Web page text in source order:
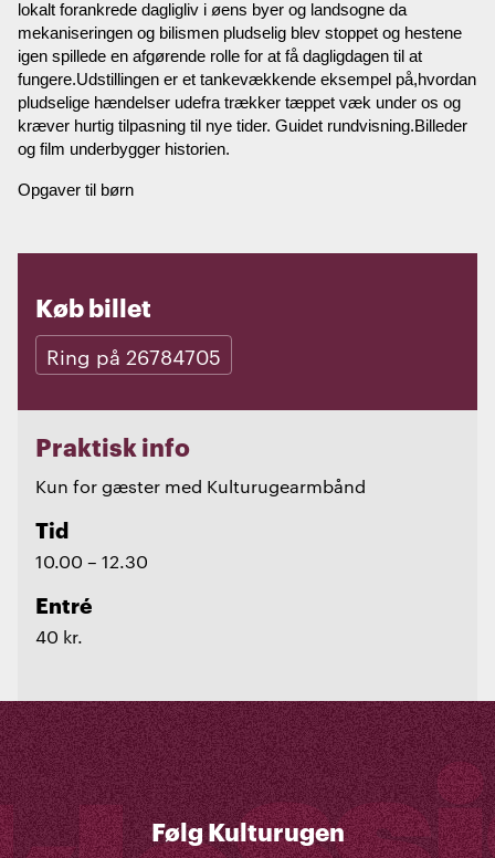
lokalt forankrede dagligliv i øens byer og landsogne da
mekaniseringen og bilismen pludselig blev stoppet og hestene
igen spillede en afgørende rolle for at få dagligdagen til at
fungere.Udstillingen er et tankevækkende eksempel på,hvordan
pludselige hændelser udefra trækker tæppet væk under os og
kræver hurtig tilpasning til nye tider. Guidet rundvisning.Billeder
og film underbygger historien.
Opgaver til børn
Køb billet
Ring på 26784705
Praktisk info
Kun for gæster med Kulturugearmbånd
Tid
10.00 – 12.30
Entré
40 kr.
Følg Kulturugen